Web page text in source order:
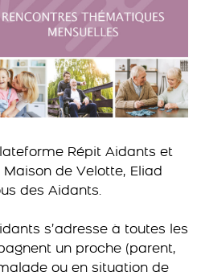
Répit Aidants et
de Velotte, Eliad
des Aidants.
s’adresse à toutes les
un proche (parent,
ou en situation de